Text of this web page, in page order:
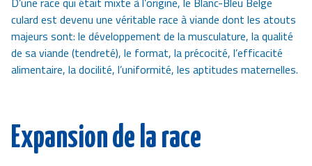
culard est devenu une véritable race à viande dont les atouts
majeurs sont: le développement de la musculature, la qualité
de sa viande (tendreté), le format, la précocité, l’efficacité
alimentaire, la docilité, l’uniformité, les aptitudes maternelles.
Expansion de la race